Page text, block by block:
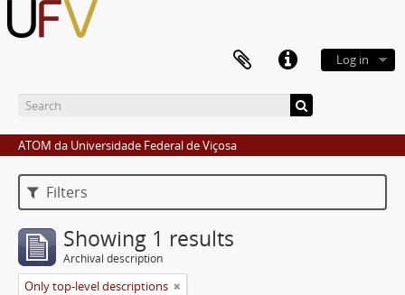
Log in
ATOM da Universidade Federal de Viçosa
Filters
Showing 1 results
Archival description
Only top-level descriptions